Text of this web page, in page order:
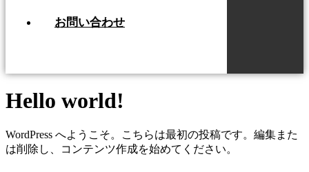
お問い合わせ
Hello world!
WordPress へようこそ。こちらは最初の投稿です。編集また
は削除し、コンテンツ作成を始めてください。